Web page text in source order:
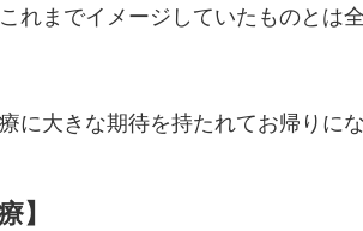
れまでイメージしていたものとは
に大きな期待を持たれてお帰りに
】